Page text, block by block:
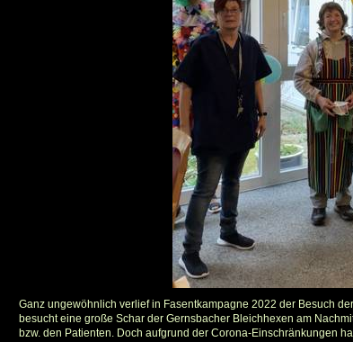
Ganz ungewöhnlich verlief in Fasentkampagne 2022 der Besuch
besucht eine große Schar der Gernsbacher Bleichhexen am
bzw. den Patienten. Doch aufgrund der Corona-Einschränkungen